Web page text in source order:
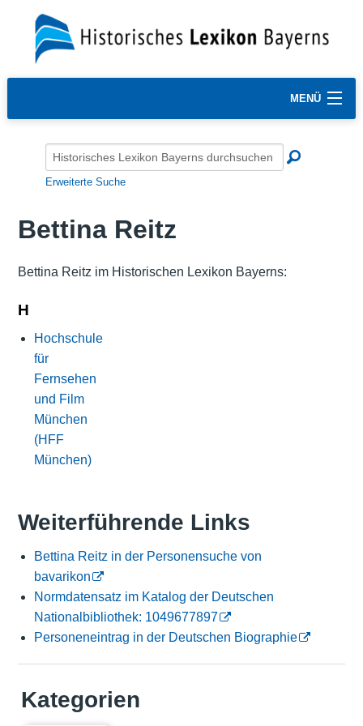
MENÜ
Erweiterte Suche
Bettina Reitz
Bettina Reitz im Historischen Lexikon Bayerns:
H
Hochschule
für
Fernsehen
und Film
München
(HFF
München)
Weiterführende Links
Bettina Reitz in der Personensuche von
bavarikon
Normdatensatz im Katalog der Deutschen
Nationalbibliothek: 1049677897
Personeneintrag in der Deutschen Biographie
Kategorien